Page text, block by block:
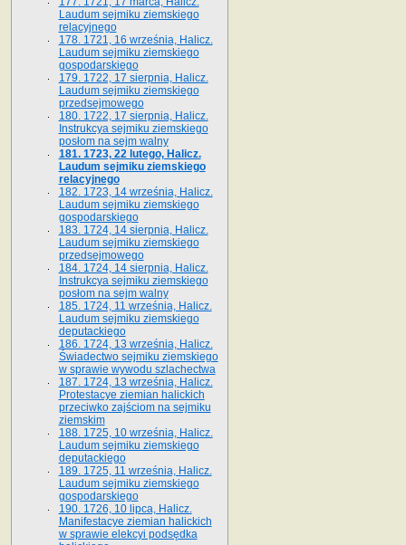
Laudum sejmiku ziemskiego
relacyjnego
178. 1721, 16 września, Halicz.
Laudum sejmiku ziemskiego
gospodarskiego
179. 1722, 17 sierpnia, Halicz.
Laudum sejmiku ziemskiego
przedsejmowego
180. 1722, 17 sierpnia, Halicz.
Instrukcya sejmiku ziemskiego
posłom na sejm walny
181. 1723, 22 lutego, Halicz.
Laudum sejmiku ziemskiego
relacyjnego
182. 1723, 14 września, Halicz.
Laudum sejmiku ziemskiego
gospodarskiego
183. 1724, 14 sierpnia, Halicz.
Laudum sejmiku ziemskiego
przedsejmowego
184. 1724, 14 sierpnia, Halicz.
Instrukcya sejmiku ziemskiego
posłom na sejm walny
185. 1724, 11 września, Halicz.
Laudum sejmiku ziemskiego
deputackiego
186. 1724, 13 września, Halicz.
Świadectwo sejmiku ziemskiego
w sprawie wywodu szlachectwa
187. 1724, 13 września, Halicz.
Protestacye ziemian halickich
przeciwko zajściom na sejmiku
ziemskim
188. 1725, 10 września, Halicz.
Laudum sejmiku ziemskiego
deputackiego
189. 1725, 11 września, Halicz.
Laudum sejmiku ziemskiego
gospodarskiego
190. 1726, 10 lipca, Halicz.
Manifestacye ziemian halickich
w sprawie elekcyi podsędka